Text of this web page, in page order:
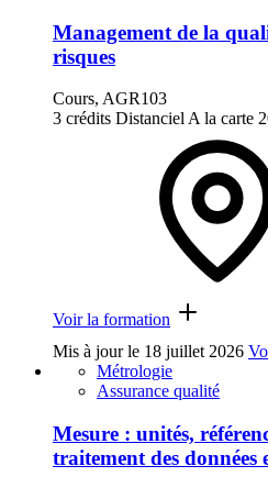
Management de la
risques
Cours, AGR103
3 crédits Distanciel A la carte
Voir la formation
Mis à jour le 18 juillet 2026
Métrologie
Assurance qualité
Mesure : unités,
traitement des données